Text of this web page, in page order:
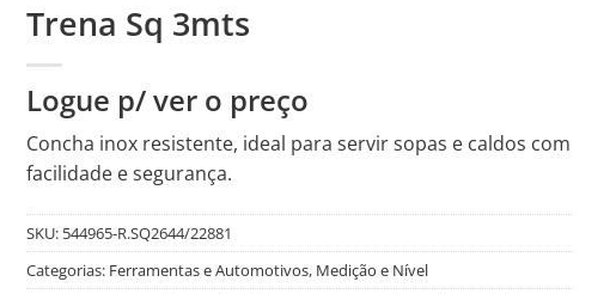
Trena Sq 3mts
Logue p/ ver o preço
Concha inox resistente, ideal para servir sopas e caldos com
facilidade e segurança.
SKU: 544965-R.SQ2644/22881
Categorias: Ferramentas e Automotivos, Medição e Nível